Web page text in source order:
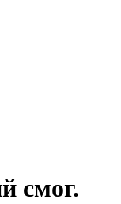
смог.